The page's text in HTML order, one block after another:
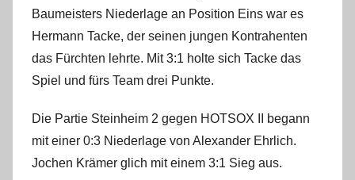
Baumeisters Niederlage an Position Eins war es
Hermann Tacke, der seinen jungen Kontrahenten
das Fürchten lehrte. Mit 3:1 holte sich Tacke das
Spiel und fürs Team drei Punkte.
Die Partie Steinheim 2 gegen HOTSOX II begann
mit einer 0:3 Niederlage von Alexander Ehrlich.
Jochen Krämer glich mit einem 3:1 Sieg aus.